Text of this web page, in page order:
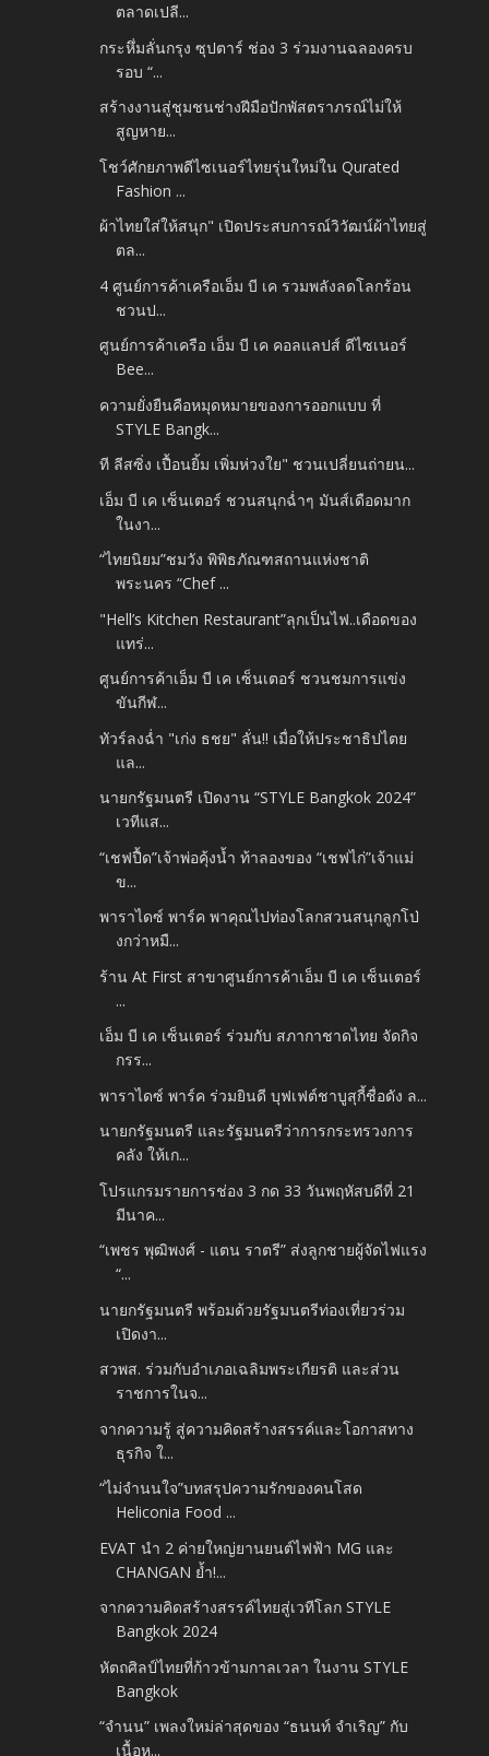
ตลาดเปลี...
กระหึ่มลั่นกรุง ซุปตาร์ ช่อง 3 ร่วมงานฉลองครบ
รอบ “...
สร้างงานสู่ชุมชนช่างฝีมือปักพัสตราภรณ์ไม่ให้
สูญหาย...
โชว์ศักยภาพดีไซเนอร์ไทยรุ่นใหม่ใน Qurated
Fashion ...
ผ้าไทยใส่ให้สนุก" เปิดประสบการณ์วิวัฒน์ผ้าไทยสู่
ตล...
4 ศูนย์การค้าเครือเอ็ม บี เค รวมพลังลดโลกร้อน
ชวนป...
ศูนย์การค้าเครือ เอ็ม บี เค คอลแลปส์ ดีไซเนอร์
Bee...
ความยั่งยืนคือหมุดหมายของการออกแบบ ที่
STYLE Bangk...
ที ลีสซิ่ง เปื้อนยิ้ม เพิ่มห่วงใย" ชวนเปลี่ยนถ่ายน...
เอ็ม บี เค เซ็นเตอร์ ชวนสนุกฉ่ำๆ มันส์เดือดมาก
ในงา...
“ไทยนิยม”ชมวัง พิพิธภัณฑสถานแห่งชาติ
พระนคร “Chef ...
"Hell’s Kitchen Restaurant”ลุกเป็นไฟ..เดือดของ
แทร่...
ศูนย์การค้าเอ็ม บี เค เซ็นเตอร์ ชวนชมการแข่ง
ขันกีฬ...
ทัวร์ลงฉ่ำ "เก่ง ธชย" ลั่น!! เมื่อให้ประชาธิปไตย
แล...
นายกรัฐมนตรี เปิดงาน “STYLE Bangkok 2024”
เวทีแส...
“เชฟปื้ด”เจ้าพ่อคุ้งน้ำ ท้าลองของ “เชฟไก่”เจ้าแม่
ข...
พาราไดซ์ พาร์ค พาคุณไปท่องโลกสวนสนุกลูกโป่
งกว่าหมื...
ร้าน At First สาขาศูนย์การค้าเอ็ม บี เค เซ็นเตอร์
...
เอ็ม บี เค เซ็นเตอร์ ร่วมกับ สภากาชาดไทย จัดกิจ
กรร...
พาราไดซ์ พาร์ค ร่วมยินดี บุฟเฟต์ชาบูสุกี้ชื่อดัง ล...
นายกรัฐมนตรี และรัฐมนตรีว่าการกระทรวงการ
คลัง ให้เก...
โปรแกรมรายการช่อง 3 กด 33 วันพฤหัสบดีที่ 21
มีนาค...
“เพชร พุฒิพงศ์ - แตน ราตรี” ส่งลูกชายผู้จัดไฟแรง
“...
นายกรัฐมนตรี พร้อมด้วยรัฐมนตรีท่องเที่ยวร่วม
เปิดงา...
สวพส. ร่วมกับอำเภอเฉลิมพระเกียรติ และส่วน
ราชการในจ...
จากความรู้ สู่ความคิดสร้างสรรค์และโอกาสทาง
ธุรกิจ ใ...
“ไม่จำนนใจ”บทสรุปความรักของคนโสด
Heliconia Food ...
EVAT นำ 2 ค่ายใหญ่ยานยนต์ไฟฟ้า MG และ
CHANGAN ย้ำ!...
จากความคิดสร้างสรรค์ไทยสู่เวทีโลก STYLE
Bangkok 2024
หัตถศิลป์ไทยที่ก้าวข้ามกาลเวลา ในงาน STYLE
Bangkok
“จำนน” เพลงใหม่ล่าสุดของ “ธนนท์ จำเริญ” กับ
เนื้อห...